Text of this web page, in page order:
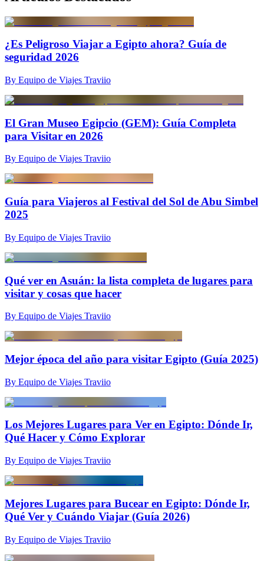
¿Es Peligroso Viajar a Egipto ahora? Guía de
seguridad 2026
By Equipo de Viajes Traviio
El Gran Museo Egipcio (GEM): Guía Completa
para Visitar en 2026
By Equipo de Viajes Traviio
Guía para Viajeros al Festival del Sol de Abu Simbel
2025
By Equipo de Viajes Traviio
Qué ver en Asuán: la lista completa de lugares para
visitar y cosas que hacer
By Equipo de Viajes Traviio
Mejor época del año para visitar Egipto (Guía 2025)
By Equipo de Viajes Traviio
Los Mejores Lugares para Ver en Egipto: Dónde Ir,
Qué Hacer y Cómo Explorar
By Equipo de Viajes Traviio
Mejores Lugares para Bucear en Egipto: Dónde Ir,
Qué Ver y Cuándo Viajar (Guía 2026)
By Equipo de Viajes Traviio